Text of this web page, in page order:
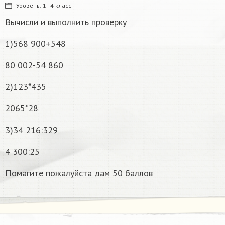
Уровень: 1 - 4 класс
Вычисли и выполнить проверку
1)568 900+548
80 002-54 860
2)123*435
2065*28
3)34 216:329
4 300:25
Помагите пожалуйста дам 50 баллов